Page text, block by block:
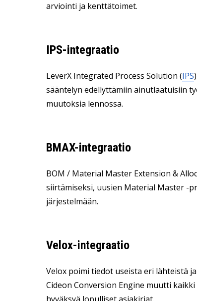
arviointi ja kenttätoimet.
IPS-integraatio
LeverX Integrated Process Solution (IPS
sääntelyn edellyttämiin ainutlaatuisiin
muutoksia lennossa.
BMAX-integraatio
BOM / Material Master Extension &
siirtämiseksi, uusien Material Master -
järjestelmään.
Velox-integraatio
Velox poimi tiedot useista eri lähteistä
Cideon Conversion Engine muutti